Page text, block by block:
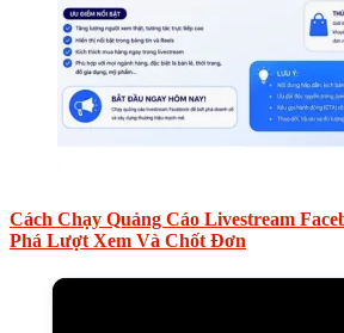
Cách Chạy Quảng Cáo Livestream
Phá Lượt Xem Và Chốt Đơn